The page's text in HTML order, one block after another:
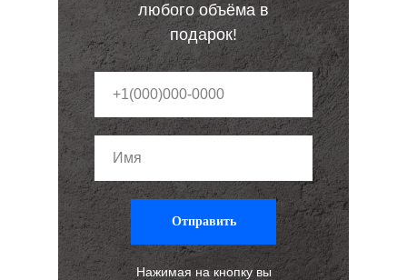
Отправить
любого объёма в
подарок!
Нажимая на кнопку вы